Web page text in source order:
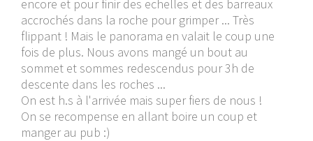
encore et pour finir des echelles et des barreaux
accrochés dans la roche pour grimper ... Très
flippant ! Mais le panorama en valait le coup une
fois de plus. Nous avons mangé un bout au
sommet et sommes redescendus pour 3h de
descente dans les roches ...
On est h.s à l'arrivée mais super fiers de nous !
On se recompense en allant boire un coup et
manger au pub :)